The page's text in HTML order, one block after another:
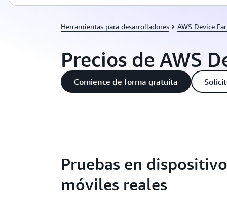
Herramientas para desarrolladores AWS Device
Precios de AWS
Comience de forma gratuita
Pruebas en
móviles reales